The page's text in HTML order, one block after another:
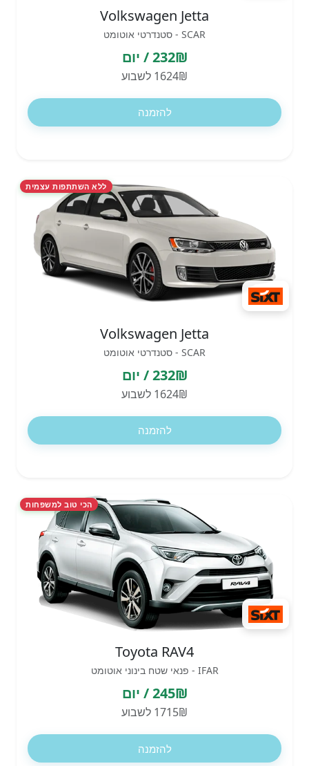
Volkswagen Jetta
SCAR - סטנדרטי אוטומט
232₪ / יום
1624₪ לשבוע
להזמנה
ללא השתתפות עצמית
Volkswagen Jetta
SCAR - סטנדרטי אוטומט
232₪ / יום
1624₪ לשבוע
להזמנה
הכי טוב למשפחות
Toyota RAV4
IFAR - פנאי שטח בינוני אוטומט
245₪ / יום
1715₪ לשבוע
להזמנה